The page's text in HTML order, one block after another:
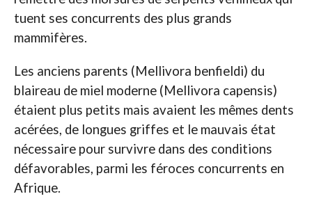
tuent ses concurrents des plus grands
mammifères.
Les anciens parents (Mellivora benfieldi) du
blaireau de miel moderne (Mellivora capensis)
étaient plus petits mais avaient les mêmes dents
acérées, de longues griffes et le mauvais état
nécessaire pour survivre dans des conditions
défavorables, parmi les féroces concurrents en
Afrique.